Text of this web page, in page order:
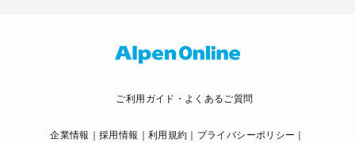
ご利用ガイド・よくあるご質問
企業情報 採用情報 利用規約
プライバシーポリシー